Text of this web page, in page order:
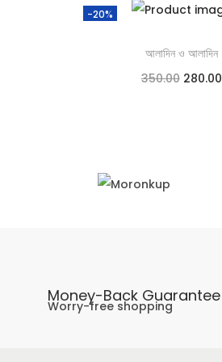
-20%
আলাদিন ও আলাদিন
350.00 280.00
Money-Back Guarantee
Worry-free shopping